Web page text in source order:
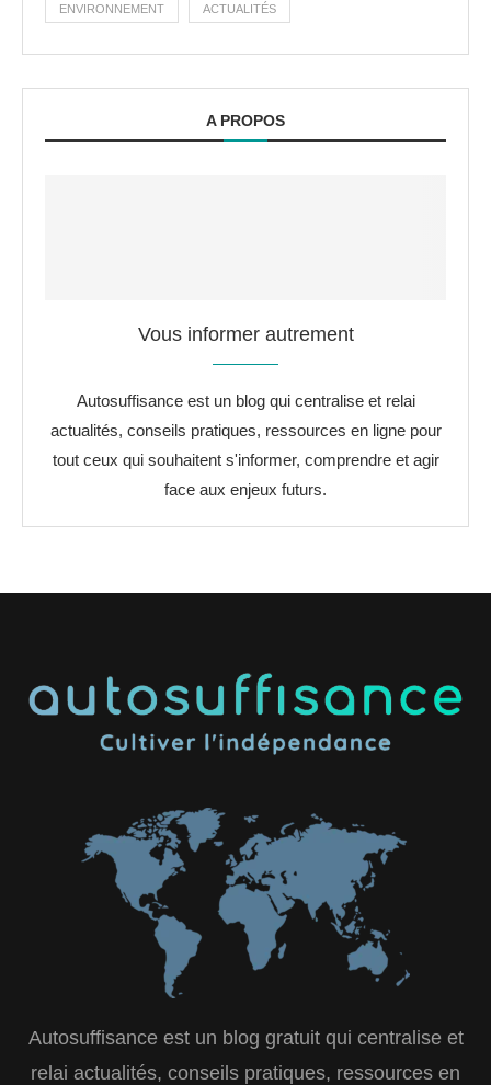
ENVIRONNEMENT ACTUALITÉS
A PROPOS
Vous informer autrement
Autosuffisance est un blog qui centralise et relai
actualités, conseils pratiques, ressources en ligne pour
tout ceux qui souhaitent s'informer, comprendre et agir
face aux enjeux futurs.
Autosuffisance est un blog gratuit qui centralise et
relai actualités, conseils pratiques, ressources en